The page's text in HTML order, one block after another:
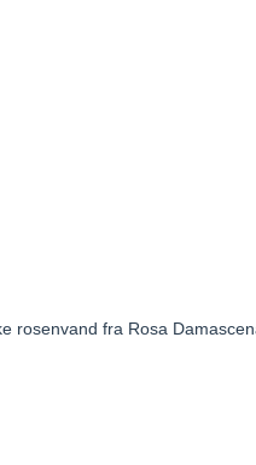
rosenvand fra Rosa